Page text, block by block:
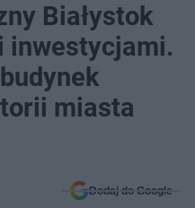
miasta
Białystok
inwestycjami.
miasta
Dodaj do Google